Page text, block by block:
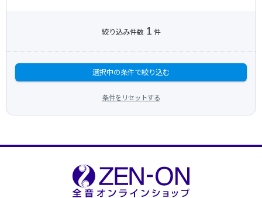
絞り込み件数 1 件
選択中の条件で絞り込む
条件をリセットする